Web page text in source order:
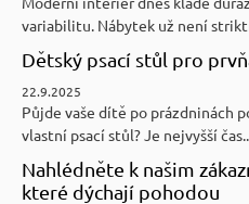
variabilitu. Nábytek už není
Dětský psací stůl pro
22.9.2025
Půjde vaše dítě po prázdninách
vlastní psací stůl? Je nejvyšší
Nahlédněte k našim
které dýchají pohodou